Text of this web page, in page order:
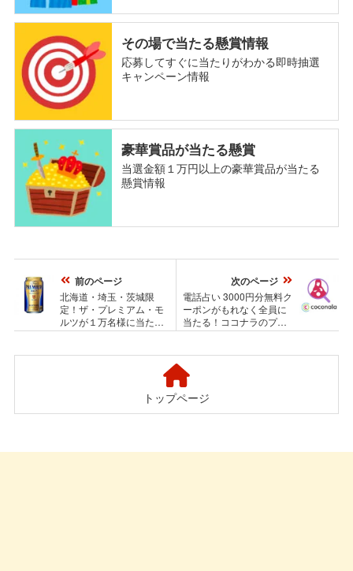
その場で当たる懸賞情報
応募してすぐに当たりがわかる即時抽選
キャンペーン情報
豪華賞品が当たる懸賞
当選金額１万円以上の豪華賞品が当たる
懸賞情報
前のページ
北海道・埼玉・茨城限
定！ザ・プレミアム・モ
ルツが１万名様に当たる
セイコーマートのプレゼ
次のページ
電話占い 3000円分無料ク
ーポンがもれなく全員に
当たる！ココナラのプレ
ゼントキャンペーン
トップページ